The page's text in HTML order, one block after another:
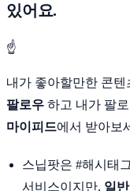
있어요.
☝
내가 좋아할만한 콘
팔로우 하고 내가 팔
마이피드에서 받아보
스닙팟은 #해시태
서비스이지만, 일